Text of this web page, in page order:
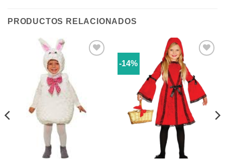
PRODUCTOS RELACIONADOS
-14%
lista de
deseos